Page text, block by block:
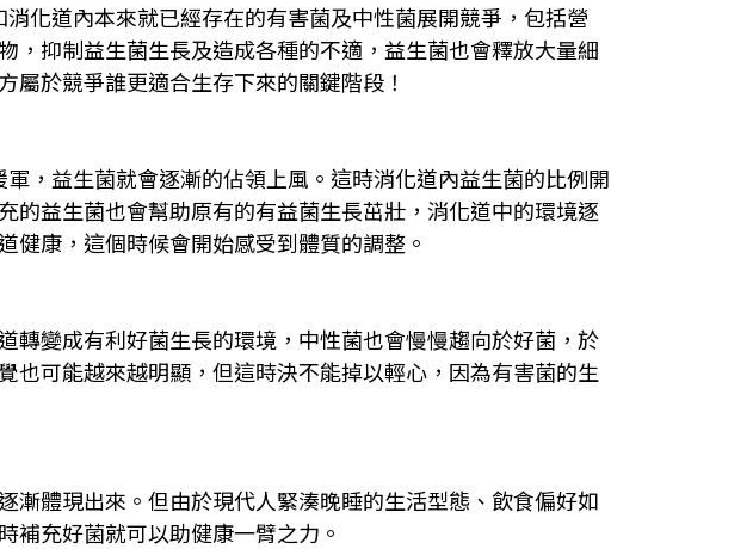
化道內本來就已經存在的有害菌及中性菌展開競爭，包括營
抑制益生菌生長及造成各種的不適，益生菌也會釋放大量細
於競爭誰更適合生存下來的關鍵階段！
，益生菌就會逐漸的佔領上風。這時消化道內益生菌的比例開
益生菌也會幫助原有的有益菌生長茁壯，消化道中的環境逐
康，這個時候會開始感受到體質的調整。
變成有利好菌生長的環境，中性菌也會慢慢趨向於好菌，於
可能越來越明顯，但這時決不能掉以輕心，因為有害菌的生
體現出來。但由於現代人緊湊晚睡的生活型態、飲食偏好如
補充好菌就可以助健康一臂之力。